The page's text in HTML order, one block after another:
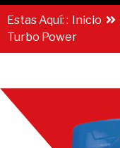
Estas Aquí: : Inicio
Turbo Power